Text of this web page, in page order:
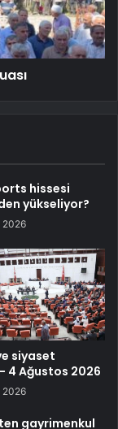
hissesi
yükseliyor?
2026
siyaset
4 Ağustos 2026
2026
gayrimenkul